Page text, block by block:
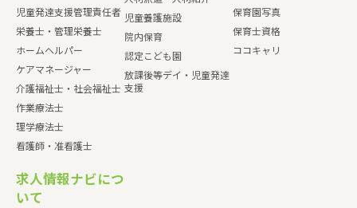
児童発達支援管理責任者
栄養士・管理栄養士
ホームヘルパー
ケアマネージャー
介護福祉士・社会福祉士
作業療法士
理学療法士
看護師・准看護士
児童養護施設
院内保育
認定こども園
放課後等デイ・児童発達
支援
保育園写真
保育士資格
ココキャリ
求人情報ナビにつ
いて